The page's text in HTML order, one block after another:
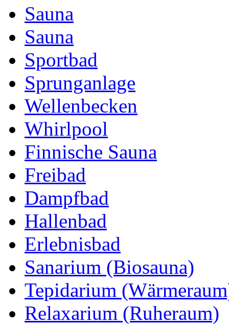
Sauna
Sauna
Sportbad
Sprunganlage
Wellenbecken
Whirlpool
Finnische Sauna
Freibad
Dampfbad
Hallenbad
Erlebnisbad
Sanarium (Biosauna)
Tepidarium
Relaxarium (Ruheraum)